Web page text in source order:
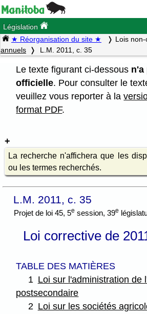
Législation
★ Réorganisation du site ★ Lois
annuels
L.M. 2011, c. 35
Le texte figurant ci-dessous n'a
officielle. Pour consulter le
veuillez vous reporter à la
format PDF.
La recherche n'affichera que les
ou les termes recherchés.
L.M. 2011, c. 35
Projet de loi 45, 5e session, 39e
Loi corrective de
TABLE DES MATIÈRES
1 Loi sur l'administration de
postsecondaire
2 Loi sur les sociétés